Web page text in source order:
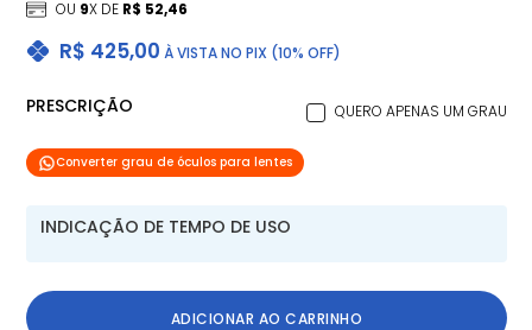
R$ 425,00 À VISTA NO PIX (10% OFF)
OU 9X DE R$ 52,46
PRESCRIÇÃO QUERO APENAS UM GRAU
Converter grau de óculos para lentes
INDICAÇÃO DE TEMPO DE USO
ADICIONAR AO CARRINHO